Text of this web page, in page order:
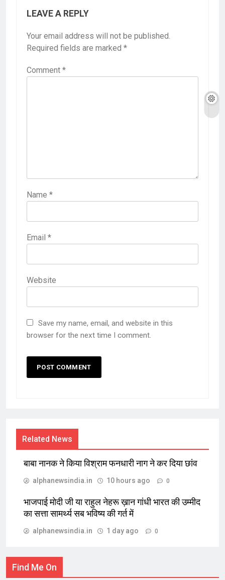
LEAVE A REPLY
Your email address will not be published.
Required fields are marked *
Comment *
Name *
Email *
Website
Save my name, email, and website in this
browser for the next time I comment.
Related News
बाबा नानक ने किया विश्राम फनधारी नाग ने कर दिया छांव
alphanewsindia.in 10 hours ago 0
भाजपाई मोदी जी या राहुल नेहरू ख़ान गांधी भारत की उम्मीद
का सत्ता सामर्थ्य सब भविष्य की गर्त में
alphanewsindia.in 1 day ago 0
Find Me On